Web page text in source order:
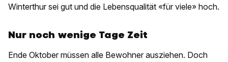
Winterthur sei gut und die Lebensqualität «für viele» hoch.
Nur noch wenige Tage Zeit
Ende Oktober müssen alle Bewohner ausziehen. Doch